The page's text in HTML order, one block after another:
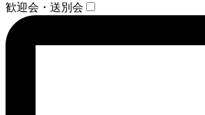
歓迎会・送別会